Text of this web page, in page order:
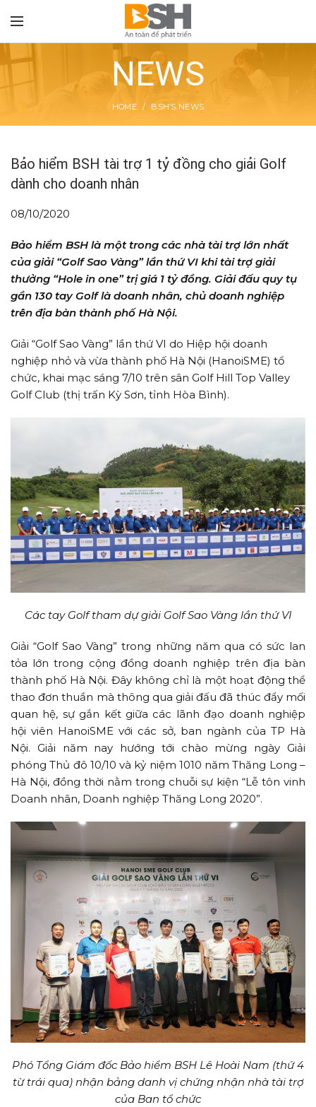
NEWS
HOME BSH’S NEWS
Bảo hiểm BSH tài trợ 1 tỷ đồng cho giải Golf
dành cho doanh nhân
08/10/2020
Bảo hiểm BSH là một trong các nhà tài trợ lớn nhất
của giải “Golf Sao Vàng” lần thứ VI khi tài trợ giải
thưởng “Hole in one” trị giá 1 tỷ đồng. Giải đấu quy tụ
gần 130 tay Golf là doanh nhân, chủ doanh nghiệp
trên địa bàn thành phố Hà Nội.
Giải “Golf Sao Vàng” lần thứ VI do Hiệp hội doanh
nghiệp nhỏ và vừa thành phố Hà Nội (HanoiSME) tổ
chức, khai mạc sáng 7/10 trên sân Golf Hill Top Valley
Golf Club (thị trấn Kỳ Sơn, tỉnh Hòa Bình).
Các tay Golf tham dự giải Golf Sao Vàng lần thứ VI
Giải “Golf Sao Vàng” trong những năm qua có sức lan
tỏa lớn trong cộng đồng doanh nghiệp trên địa bàn
thành phố Hà Nội. Đây không chỉ là một hoạt động thể
thao đơn thuần mà thông qua giải đấu đã thúc đẩy mối
quan hệ, sự gắn kết giữa các lãnh đạo doanh nghiệp
hội viên HanoiSME với các sở, ban ngành của TP Hà
Nội. Giải năm nay hướng tới chào mừng ngày Giải
phóng Thủ đô 10/10 và kỷ niệm 1010 năm Thăng Long –
Hà Nội, đồng thời nằm trong chuỗi sự kiện “Lễ tôn vinh
Doanh nhân, Doanh nghiệp Thăng Long 2020”.
Phó Tổng Giám đốc Bảo hiểm BSH Lê Hoài Nam (thứ 4
từ trái qua) nhận bảng danh vị chứng nhận nhà tài trợ
của Ban tổ chức